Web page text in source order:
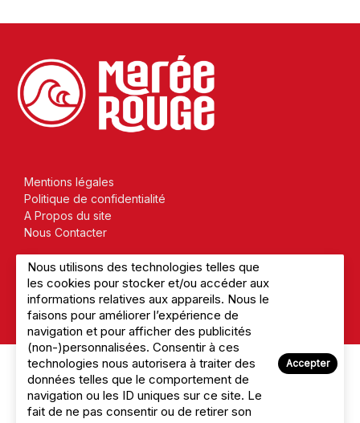
Mentions légales
Politique de confidentialité
A Propos du site
Nous Contacter
© 2026 Marée Rouge
Nous utilisons des technologies telles que
les cookies pour stocker et/ou accéder aux
informations relatives aux appareils. Nous le
faisons pour améliorer l’expérience de
navigation et pour afficher des publicités
(non-)personnalisées. Consentir à ces
technologies nous autorisera à traiter des
données telles que le comportement de
navigation ou les ID uniques sur ce site. Le
fait de ne pas consentir ou de retirer son
Accepter